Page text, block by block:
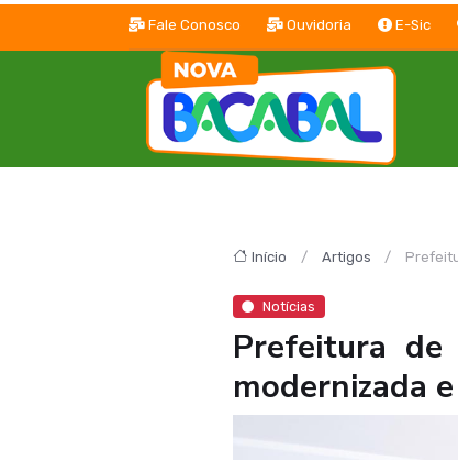
Fale Conosco Ouvidoria E-Sic
Início Artigos
Notícias
Prefeitura
modernizada